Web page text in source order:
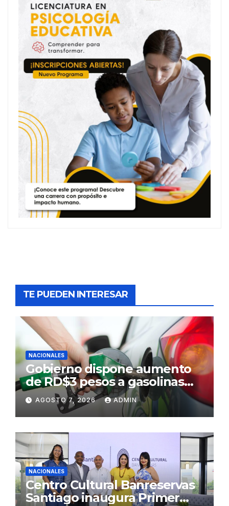
TE PUEDEN INTERESAR
NACIONALES
Gobierno dispone aumento
de RD$3 pesos a gasolinas
premium y regular
AGOSTO 7, 2026 ADMIN
NACIONALES
Centro Cultural Banreservas
Santiago inaugura Primer